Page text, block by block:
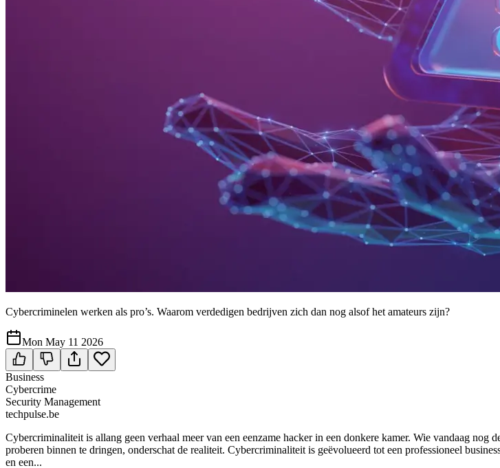
Cybercriminelen werken als pro’s. Waarom verdedigen bedrijven zich dan nog alsof het amateurs zijn?
Mon May 11 2026
Business
Cybercrime
Security Management
techpulse.be
Cybercriminaliteit is allang geen verhaal meer van een eenzame hacker in een donkere kamer. Wie vandaag
proberen binnen te dringen, onderschat de realiteit. Cybercriminaliteit is geëvolueerd tot een professioneel
en een...